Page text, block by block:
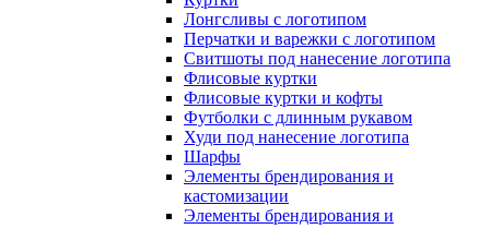
Лонгсливы с логотипом
Перчатки и варежки с логотипом
Свитшоты под нанесение логотипа
Флисовые куртки
Флисовые куртки и кофты
Футболки с длинным рукавом
Худи под нанесение логотипа
Шарфы
Элементы брендирования и
кастомизации
Элементы брендирования и